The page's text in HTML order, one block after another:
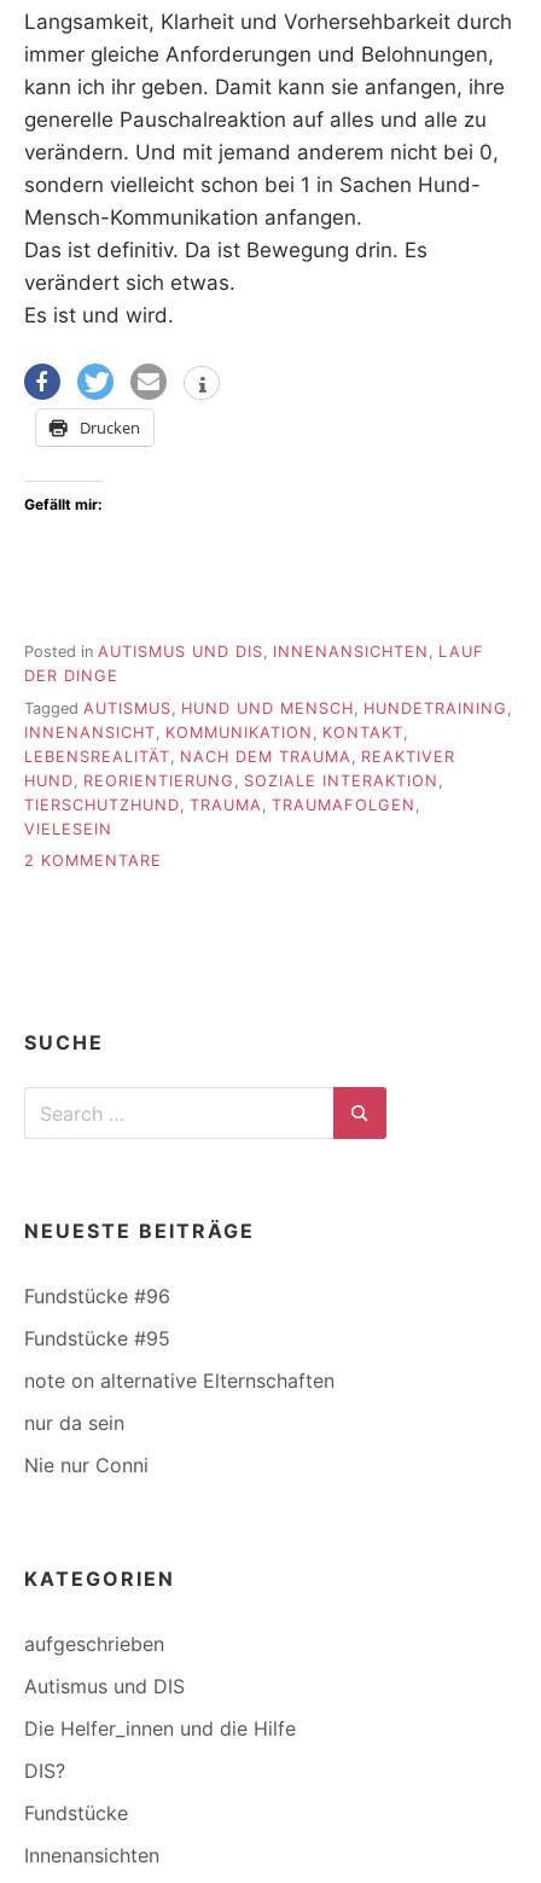
Langsamkeit, Klarheit und Vorhersehbarkeit durch
immer gleiche Anforderungen und Belohnungen,
kann ich ihr geben. Damit kann sie anfangen, ihre
generelle Pauschalreaktion auf alles und alle zu
verändern. Und mit jemand anderem nicht bei 0,
sondern vielleicht schon bei 1 in Sachen Hund-
Mensch-Kommunikation anfangen.
Das ist definitiv. Da ist Bewegung drin. Es
verändert sich etwas.
Es ist und wird.
Drucken
Gefällt mir:
Posted in AUTISMUS UND DIS, INNENANSICHTEN , LAUF
DER DINGE
Tagged AUTISMUS HUND UND MENSCH HUNDETRAINING
INNENANSICHT
KOMMUNIKATION KONTAKT
LEBENSREALITÄT
NACH DEM TRAUMA
REAKTIVER
HUND
REORIENTIERUNG SOZIALE INTERAKTION
TIERSCHUTZHUND TRAUMA TRAUMAFOLGEN
VIELESEIN
2 KOMMENTARE
SUCHE
Search
NEUESTE BEITRÄGE
Fundstücke #96
Fundstücke #95
note on alternative Elternschaften
nur da sein
Nie nur Conni
KATEGORIEN
aufgeschrieben
Autismus und DIS
Die Helfer_innen und die Hilfe
DIS?
Fundstücke
Innenansichten